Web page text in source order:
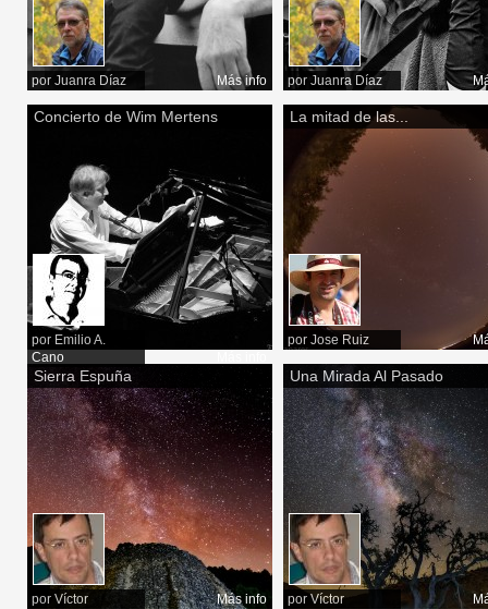
por Juanra Díaz Más info por Juanra Díaz
Concierto de Wim Mertens
por Emilio A.
Cano
La mitad de las...
por Jose Ruiz
Sierra Espuña
por Víctor Más info
Una Mirada Al Pasado
por Víctor